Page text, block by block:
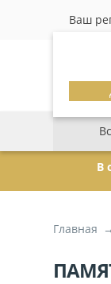
Ваш
В
Главная